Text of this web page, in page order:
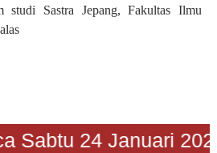
studi Sastra Jepang, Fakultas Ilmu
Sabtu 24 Januari